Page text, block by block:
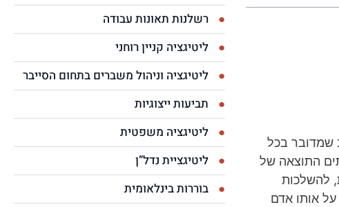
שמדובר בכל
התוצאה של
להשלכות
אותו אדם
רשלנות תאונות עבודה
ליטיגציה קניין רוחני
ליטיגציה וניהול משברים בתחום הסייבר
תביעות ייצוגיות
ליטיגציה משפטית
ליטיגציית נדל”ן
בוררות בינלאומית